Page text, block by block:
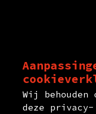
Wij
deze privacy-